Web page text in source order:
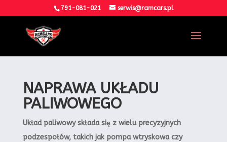
791-081-021 serwis@ramcars.pl
NAPRAWA UKŁADU
PALIWOWEGO
Układ paliwowy składa się z wielu precyzyjnych
podzespołów, takich jak pompa wtryskowa czy